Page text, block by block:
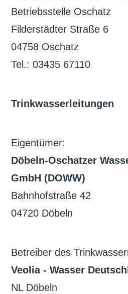
Betriebsstelle Oschatz
Filderstädter Straße 6
04758 Oschatz
Tel.: 03435 67110
Trinkwasserleitungen
Eigentümer:
Döbeln-Oschatzer
GmbH (DOWW)
Bahnhofstraße 42
04720 Döbeln
Betreiber des
Veolia - Wasser
NL Döbeln